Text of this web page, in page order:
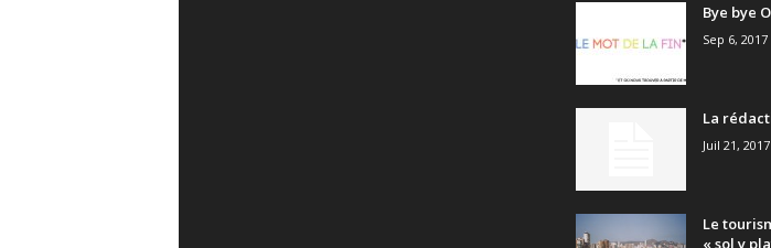
Bye bye
Sep 6, 2017
La
Juil 21, 2017
Le
« sol y